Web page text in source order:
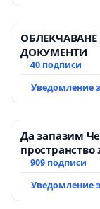
ДОКУМЕНТИ
40 подписи
Уведомление
Да запазим
909 подписи
Уведомление